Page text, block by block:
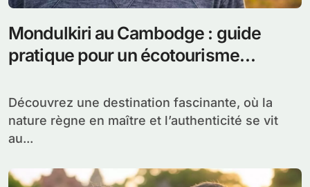
Mondulkiri au Cambodge : guide
pratique pour un écotourisme
Découvrez une destination fascinante, où la
nature règne en maître et l’authenticité se vit
au...